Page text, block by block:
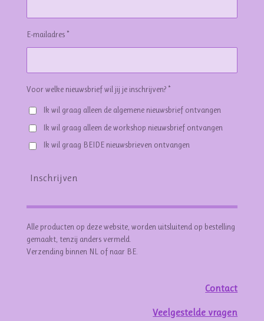
E-mailadres *
Voor welke nieuwsbrief wil jij je inschrijven? *
Ik wil graag alleen de algemene nieuwsbrief ontvangen
Ik wil graag alleen de workshop nieuwsbrief ontvangen
Ik wil graag BEIDE nieuwsbrieven ontvangen
Inschrijven
Alle producten op deze website, worden uitsluitend op bestelling
gemaakt, tenzij anders vermeld.
Verzending binnen NL of naar BE.
Contact
Veelgestelde vragen